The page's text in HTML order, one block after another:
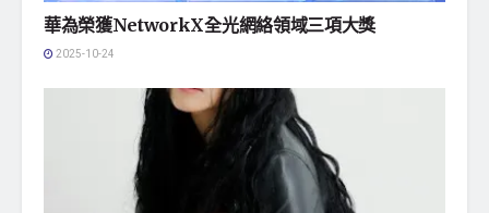
華為榮獲NetworkX全光網絡領域三項大獎
2025-10-24